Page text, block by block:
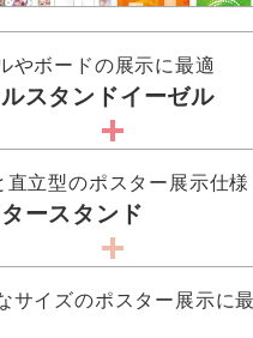
やボードの展示に最適
スタンドイーゼル
直立型のポスター展示仕様
ースタンド
サイズのポスター展示に最